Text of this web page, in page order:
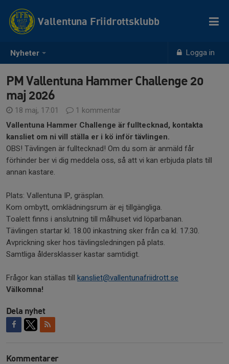
Nyheter Logga in
Vallentuna Friidrottsklubb
PM Vallentuna Hammer Challenge 20
maj 2026
18 maj, 17:01
1 kommentar
Vallentuna Hammer Challenge är fulltecknad, kontakta
kansliet om ni vill ställa er i kö inför tävlingen.
OBS! Tävlingen är fulltecknad! Om du som är anmäld får
förhinder ber vi dig meddela oss, så att vi kan erbjuda plats till
annan kastare.
Plats: Vallentuna IP, gräsplan.
Kom ombytt, omklädningsrum är ej tillgängliga.
Toalett finns i anslutning till målhuset vid löparbanan.
Tävlingen startar kl. 18.00 inkastning sker från ca kl. 17.30.
Avprickning sker hos tävlingsledningen på plats.
Samtliga åldersklasser kastar samtidigt.
Frågor kan ställas till kansliet@vallentunafriidrott.se
Välkomna!
Dela nyhet
Kommentarer